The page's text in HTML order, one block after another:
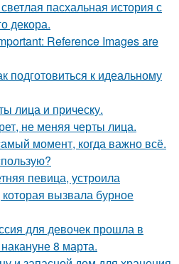
пасхальная история с
декора.
Reference Images are
подготовиться к идеальному
лица и прическу.
не меняя черты лица.
момент, когда важно всё.
певица, устроила
вызвала бурное
для девочек прошла в
8 марта.